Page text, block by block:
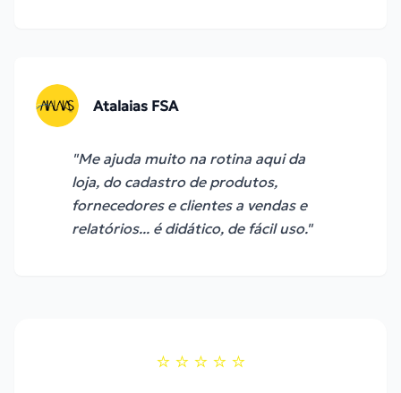
Atalaias FSA
"Me ajuda muito na rotina aqui da
loja, do cadastro de produtos,
fornecedores e clientes a vendas e
relatórios... é didático, de fácil uso."
⭐ ⭐ ⭐ ⭐ ⭐